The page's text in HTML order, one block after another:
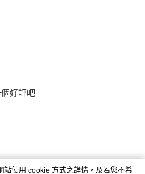
好評吧
使用 cookie 方式之詳情，及若您不希